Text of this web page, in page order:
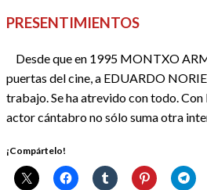
PRESENTIMIENTOS
Desde que en 1995 MONTXO
puertas del cine, a EDUARDO
trabajo. Se ha atrevido con todo.
actor cántabro no sólo suma otra
¡Compártelo!